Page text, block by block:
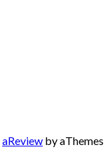
aReview by aThemes